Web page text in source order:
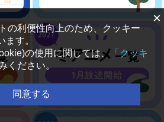
×
の利便性向上のため、クッキー
ます。
の使用に関しては、 「クッキ
ください。
同意する